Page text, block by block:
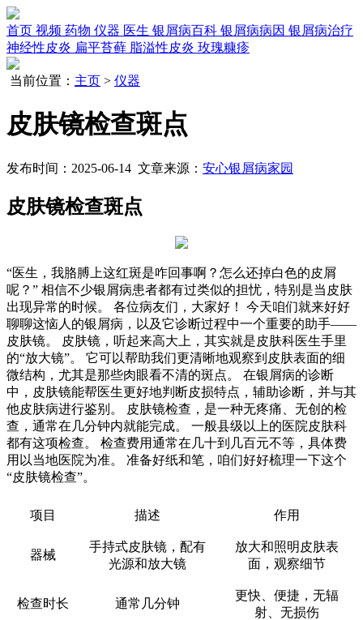
首页 视频 药物 仪器 医生 银屑病百科 银屑病病因 银屑病治疗
神经性皮炎 扁平苔藓 脂溢性皮炎 玫瑰糠疹
当前位置： 主页 > 仪器
皮肤镜检查斑点
发布时间：2025-06-14 文章来源： 安心银屑病家园
皮肤镜检查斑点
“医生，我胳膊上这红斑是咋回事啊？怎么还掉白色的皮屑
呢？” 相信不少银屑病患者都有过类似的担忧，特别是当皮肤
出现异常的时候。 各位病友们，大家好！ 今天咱们就来好好
聊聊这恼人的银屑病，以及它诊断过程中一个重要的助手——
皮肤镜。 皮肤镜，听起来高大上，其实就是皮肤科医生手里
的“放大镜”。 它可以帮助我们更清晰地观察到皮肤表面的细
微结构，尤其是那些肉眼看不清的斑点。 在银屑病的诊断
中，皮肤镜能帮医生更好地判断皮损特点，辅助诊断，并与其
他皮肤病进行鉴别。 皮肤镜检查，是一种无疼痛、无创的检
查，通常在几分钟内就能完成。 一般县级以上的医院皮肤科
都有这项检查。 检查费用通常在几十到几百元不等，具体费
用以当地医院为准。 准备好纸和笔，咱们好好梳理一下这个
“皮肤镜检查”。
项目 描述 作用
器械
手持式皮肤镜，配有
光源和放大镜
放大和照明皮肤表
面，观察细节
检查时长 通常几分钟
更快、便捷，无辐
射、无损伤